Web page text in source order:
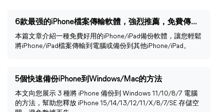
6款最强的iPhone檔案傳輸軟體，強烈推薦，免費傳輸！
本篇文章介紹一種免費好用的iPhone/iPad備份軟體，讓您輕鬆
將iPhone/iPad檔案傳輸到電腦或備份到其他iPhone/iPad。
5個快速備份iPhone到Windows/Mac的方法
本文向您展示 3 種將 iPhone 備份到 Windows 11/10/8/7 電腦
的方法，幫助您釋放 iPhone 15/14/13/12/11/X/8/7/SE 存儲空